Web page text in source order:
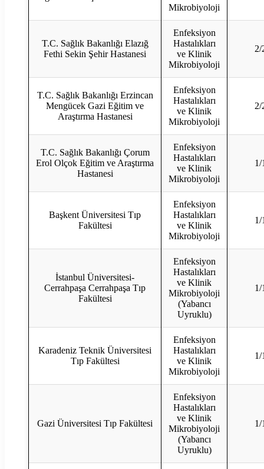
Mikrobiyoloji
T.C. Sağlık Bakanlığı Elazığ
Fethi Sekin Şehir Hastanesi
Enfeksiyon
Hastalıkları
ve Klinik
Mikrobiyoloji
2/
T.C. Sağlık Bakanlığı Erzincan
Mengücek Gazi Eğitim ve
Araştırma Hastanesi
Enfeksiyon
Hastalıkları
ve Klinik
Mikrobiyoloji
2/
T.C. Sağlık Bakanlığı Çorum
Erol Olçok Eğitim ve Araştırma
Hastanesi
Enfeksiyon
Hastalıkları
ve Klinik
Mikrobiyoloji
1/
Başkent Üniversitesi Tıp
Fakültesi
Enfeksiyon
Hastalıkları
ve Klinik
Mikrobiyoloji
1/
İstanbul Üniversitesi-
Cerrahpaşa Cerrahpaşa Tıp
Fakültesi
Enfeksiyon
Hastalıkları
ve Klinik
Mikrobiyoloji
(Yabancı
Uyruklu)
1/
Karadeniz Teknik Üniversitesi
Tıp Fakültesi
Enfeksiyon
Hastalıkları
ve Klinik
Mikrobiyoloji
1/
Gazi Üniversitesi Tıp Fakültesi
Enfeksiyon
Hastalıkları
ve Klinik
Mikrobiyoloji
(Yabancı
Uyruklu)
1/